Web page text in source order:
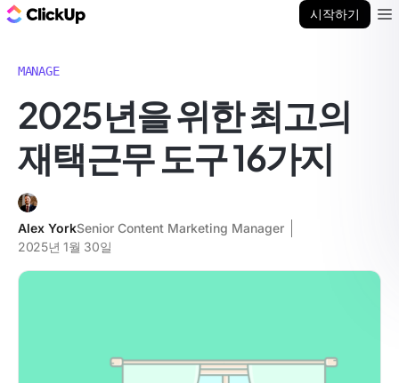
시작하기
MANAGE
2025년을 위한 최고의
재택근무 도구 16가지
Alex YorkSenior Content Marketing Manager
2025년 1월 30일